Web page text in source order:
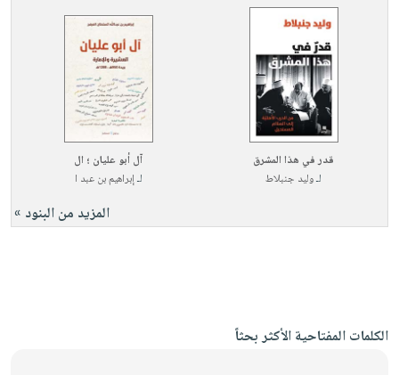
قدر في هذا المشرق
لـوليد جنبلاط
آل أبو عليان ؛ ال
لـإبراهيم بن عبد ا
المزيد من البنود »
الكلمات المفتاحية الأكثر بحثاً